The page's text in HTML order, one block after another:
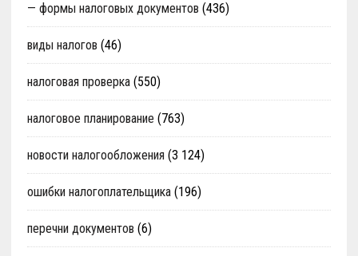
— формы налоговых документов (436)
виды налогов (46)
налоговая проверка(550)
налоговое планирование (763)
новости налогообложения (3 124)
ошибки налогоплательщика(196)
перечни документов (6)